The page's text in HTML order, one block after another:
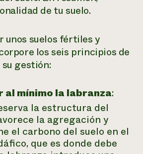
de tu suelo.
unos suelos fértiles y
los seis principios de
su gestión:
al mínimo la labranza:
la estructura del
la agregación y
el carbono del suelo en el
que es donde debe